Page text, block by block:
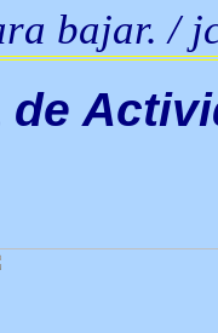
bajar. /
de